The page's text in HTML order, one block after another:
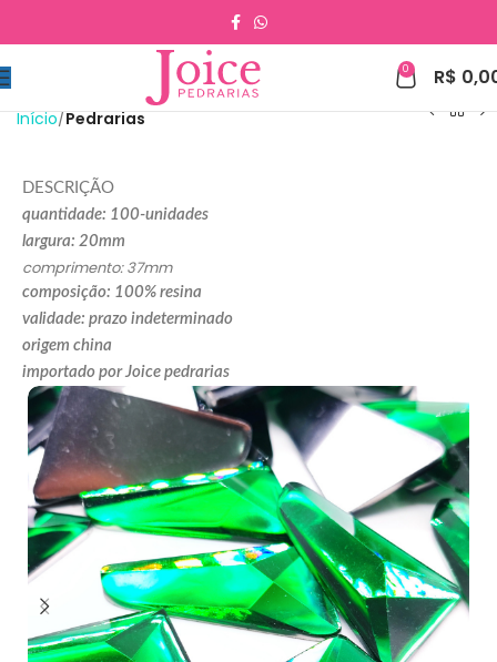
0 R$
Início Pedrarias
DESCRIÇÃO
quantidade: 100-unidades
largura: 20mm
comprimento: 37mm
composição: 100% resina
validade: prazo indeterminado
origem china
importado por Joice pedrarias